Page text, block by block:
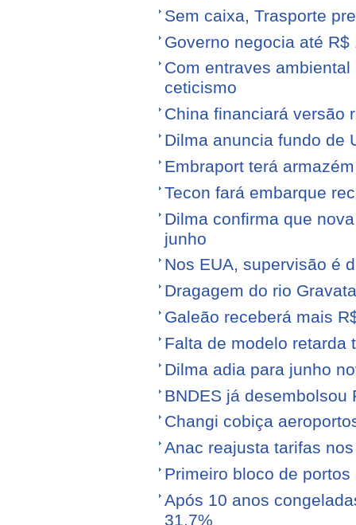
Sem caixa, Trasporte
Governo negocia até
Com entraves
ceticismo
China financiará versão
Dilma anuncia fundo de
Embraport terá
Tecon fará embarque
Dilma confirma que
junho
Nos EUA, supervisão é
Dragagem do rio
Galeão receberá mais
Falta de modelo retarda
Dilma adia para junho
BNDES já
Changi cobiça
Anac reajusta tarifas
Primeiro bloco de
Após 10 anos
31,7%